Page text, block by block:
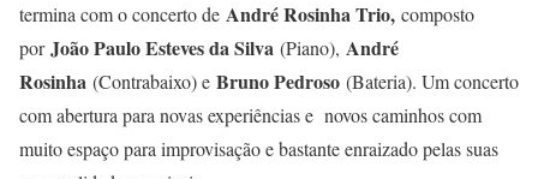
termina com o concerto de André Rosinha Trio, composto
porJoão Paulo Esteves da Silva (Piano), André
Rosinha (Contrabaixo) e Bruno Pedroso (Bateria). Um concerto
com abertura para novas experiências e novos caminhos com
muito espaço para improvisação e bastante enraizado pelas suas